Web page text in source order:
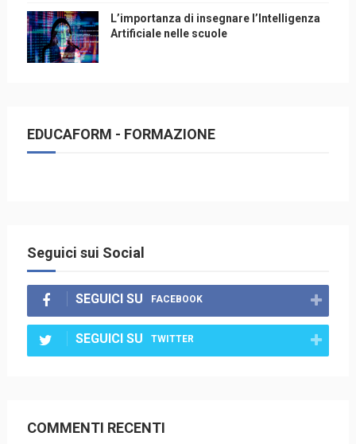
L’importanza di insegnare l’Intelligenza
Artificiale nelle scuole
EDUCAFORM - FORMAZIONE
Seguici sui Social
SEGUICI SU FACEBOOK
SEGUICI SU TWITTER
COMMENTI RECENTI